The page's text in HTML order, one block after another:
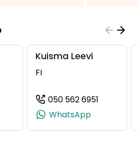
(+358503293720, 0503293720,
Kuisma Leevi
FI
050 562 6951
WhatsApp